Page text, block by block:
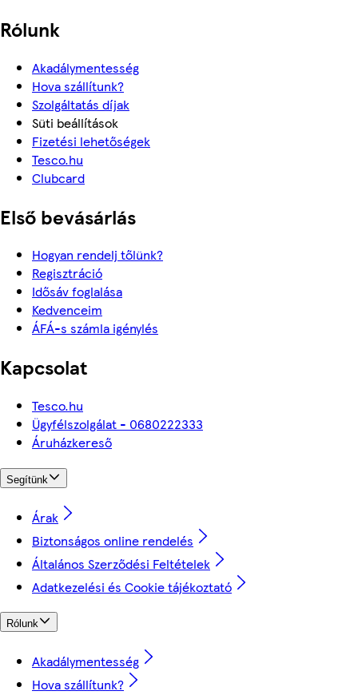
Rólunk
Akadálymentesség
Hova szállítunk?
Szolgáltatás díjak
Süti beállítások
Fizetési lehetőségek
Tesco.hu
Clubcard
Első bevásárlás
Hogyan rendelj tőlünk?
Regisztráció
Idősáv foglalása
Kedvenceim
ÁFÁ-s számla igénylés
Kapcsolat
Tesco.hu
Ügyfélszolgálat - 0680222333
Áruházkereső
Segítünk
Árak
Biztonságos online rendelés
Általános Szerződési Feltételek
Adatkezelési és Cookie tájékoztató
Rólunk
Akadálymentesség
Hova szállítunk?